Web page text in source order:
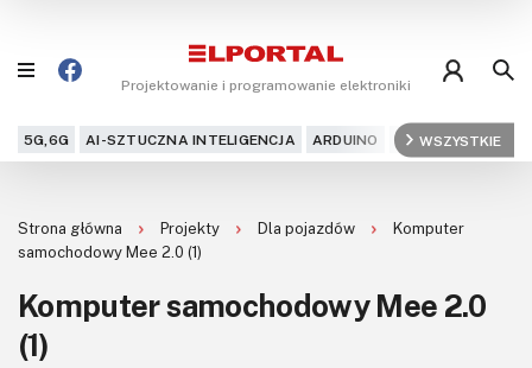
Projektowanie i programowanie elektroniki
5G,6G AI-SZTUCZNA INTELIGENCJA ARDUINO ARM AUDIO
WSZYSTKIE
Projekty
Kursy
Strona główna Projekty Dla pojazdów
Komputer
samochodowy Mee 2.0 (1)
Komputer samochodowy Mee 2.0
(1)